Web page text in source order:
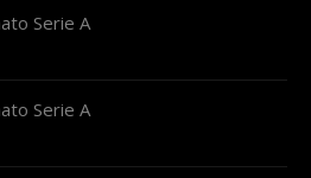
Serie A
Serie A